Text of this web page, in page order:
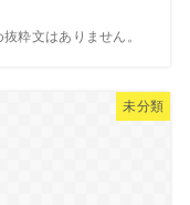
粋文はありません。
未分類